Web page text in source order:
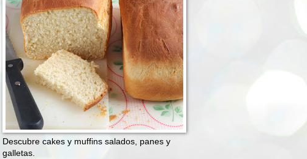
Descubre cakes y muffins salados, panes y
galletas.